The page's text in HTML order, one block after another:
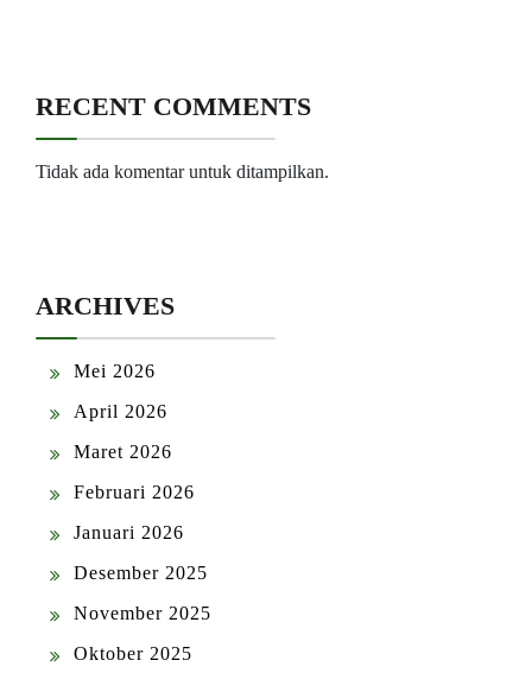
RECENT COMMENTS
Tidak ada komentar untuk ditampilkan.
ARCHIVES
Mei 2026
April 2026
Maret 2026
Februari 2026
Januari 2026
Desember 2025
November 2025
Oktober 2025